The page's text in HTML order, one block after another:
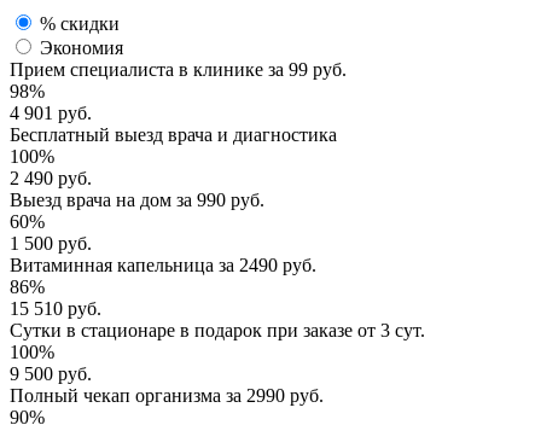
% скидки
Экономия
Прием специалиста в клинике за 99 руб.
98%
4 901 руб.
Бесплатный выезд врача и диагностика
100%
2 490 руб.
Выезд врача на дом за 990 руб.
60%
1 500 руб.
Витаминная капельница за 2490 руб.
86%
15 510 руб.
Сутки в стационаре в подарок при заказе от 3 сут.
100%
9 500 руб.
Полный чекап организма за 2990 руб.
90%